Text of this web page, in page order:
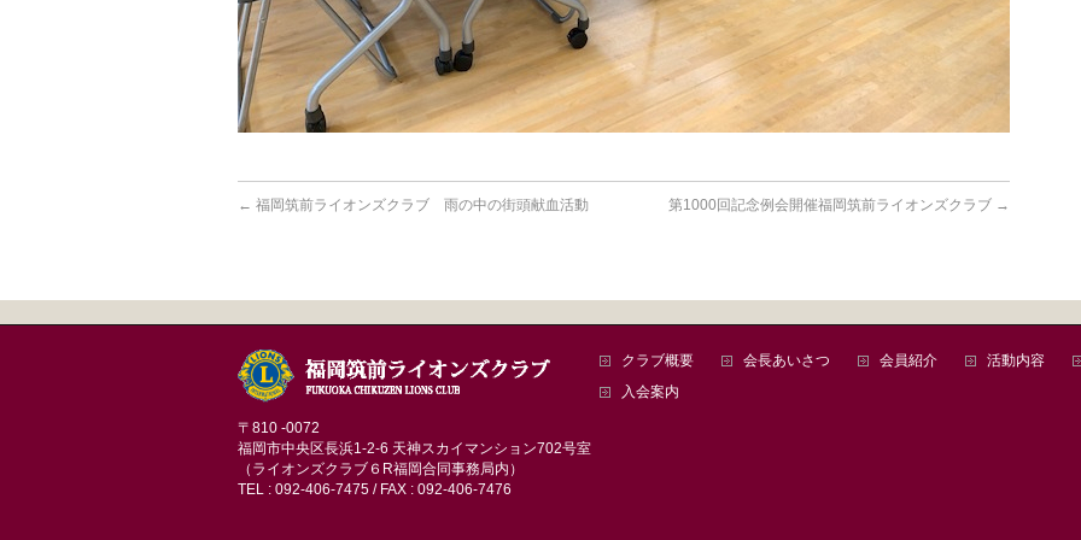
← 福岡筑前ライオンズクラブ 雨の中の街頭献血活動 第1000回記念例会開催福岡筑前ライオンズクラブ →
〒810 -0072
福岡市中央区長浜1-2-6 天神スカイマンション702号室
（ライオンズクラブ６R福岡合同事務局内）
TEL : 092-406-7475 / FAX : 092-406-7476
クラブ概要 会長あいさつ 会員紹介 活動内容
入会案内